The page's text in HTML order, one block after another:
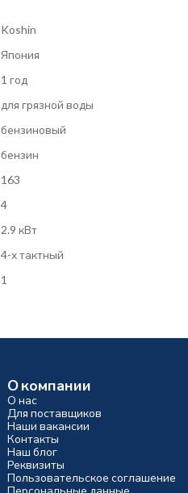
Koshin
Япония
1 год
для грязной воды
бензиновый
бензин
163
4
2.9 кВт
4-х тактный
1
О компании
О нас
Для поставщиков
Наши вакансии
Контакты
Наш блог
Реквизиты
Пользовательское соглашение
Персональные данные